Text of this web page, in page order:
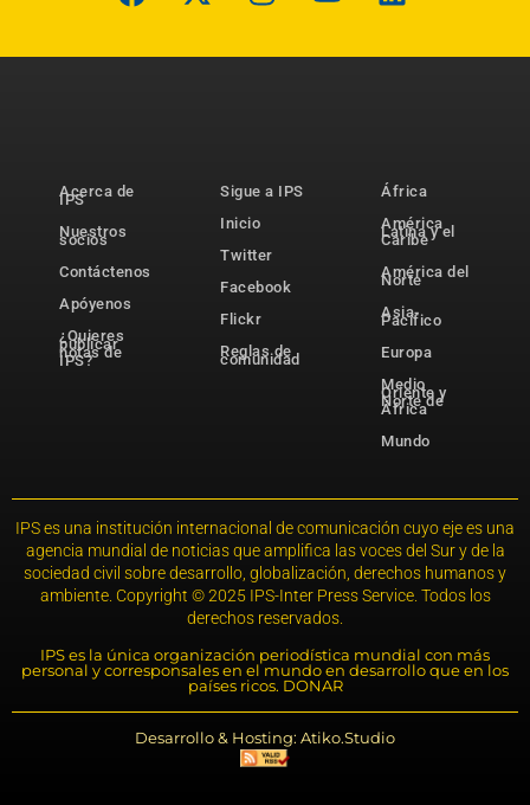
Acerca de
IPS
Nuestros
socios
Contáctenos
Apóyenos
¿Quieres
publicar
notas de
IPS?
Sigue a IPS
Inicio
Twitter
Facebook
Flickr
Reglas de
comunidad
África
América
Latina y el
Caribe
América del
Norte
Asia-
Pacífico
Europa
Medio
Oriente y
Norte de
África
Mundo
IPS es una institución internacional de comunicación cuyo eje es una
agencia mundial de noticias que amplifica las voces del Sur y de la
sociedad civil sobre desarrollo, globalización, derechos humanos y
ambiente. Copyright © 2025 IPS-Inter Press Service. Todos los
derechos reservados.
IPS es la única organización periodística mundial con más
personal y corresponsales en el mundo en desarrollo que en los
países ricos. DONAR
Desarrollo & Hosting: Atiko.Studio